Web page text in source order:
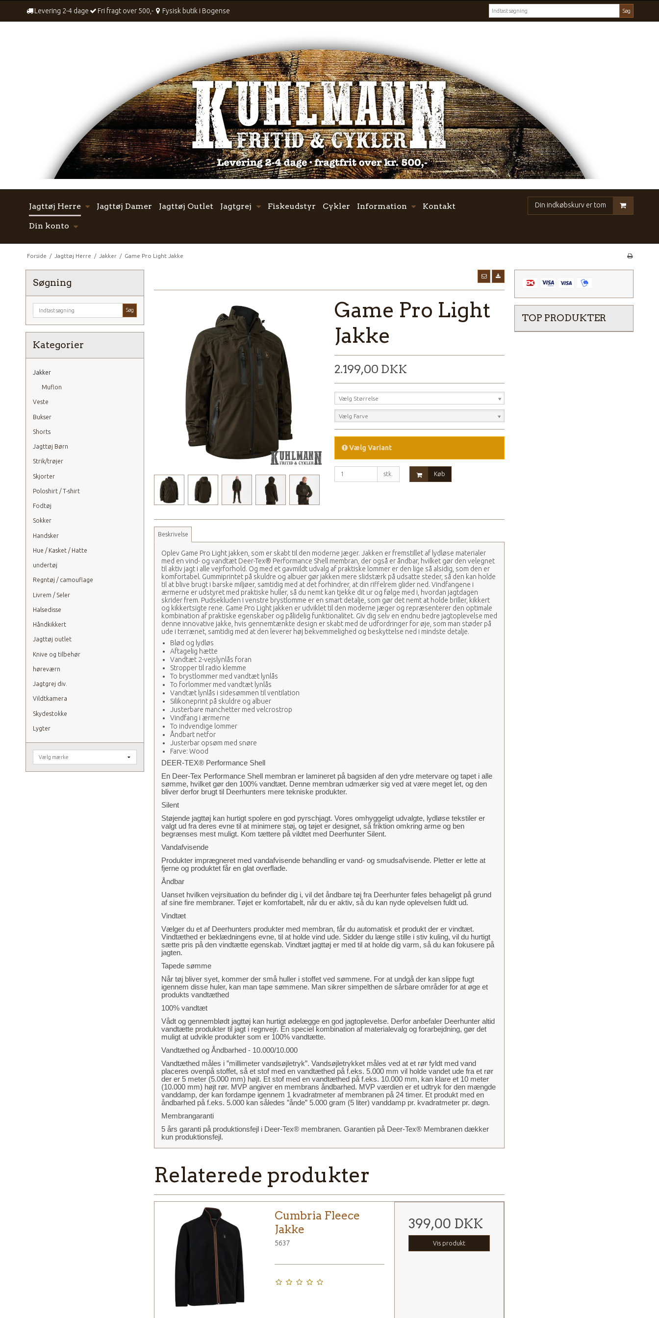
Levering 2-4 dage Fri fragt over 500,- Fysisk butik i Bogense Søg
Jagttøj Herre Jagttøj Damer Jagttøj Outlet Jagtgrej Fiskeudstyr Cykler Information Kontakt
Din konto
Din indkøbskurv er tom
Forside / Jagttøj Herre / Jakker / Game Pro Light Jakke
Søgning
Søg
Kategorier
Jakker
Muflon
Veste
Bukser
Shorts
Jagttøj Børn
Strik/trøjer
Skjorter
Poloshirt / T-shirt
Fodtøj
Sokker
Handsker
Hue / Kasket / Hatte
undertøj
Regntøj / camouflage
Livrem / Seler
Halsedisse
Håndkikkert
Jagttøj outlet
Knive og tilbehør
høreværn
Jagtgrej div.
Vildtkamera
Skydestokke
Lygter
Game Pro Light
Jakke
2.199,00 DKK
Vælg Størrelse
Vælg Farve
Vælg Variant
stk. Køb
Beskrivelse
Oplev Game Pro Light jakken, som er skabt til den moderne jæger. Jakken er fremstillet af lydløse materialer
med en vind- og vandtæt Deer-Tex® Performance Shell membran, der også er åndbar, hvilket gør den velegnet
til aktiv jagt i alle vejrforhold. Og med et gavmildt udvalg af praktiske lommer er den lige så alsidig, som den er
komfortabel. Gummiprintet på skuldre og albuer gør jakken mere slidstærk på udsatte steder, så den kan holde
til at blive brugt i barske miljøer, samtidig med at det forhindrer, at din riffelrem glider ned. Vindfangene i
ærmerne er udstyret med praktiske huller, så du nemt kan tjekke dit ur og følge med i, hvordan jagtdagen
skrider frem. Pudsekluden i venstre brystlomme er en smart detalje, som gør det nemt at holde briller, kikkert
og kikkertsigte rene. Game Pro Light jakken er udviklet til den moderne jæger og repræsenterer den optimale
kombination af praktiske egenskaber og pålidelig funktionalitet. Giv dig selv en endnu bedre jagtoplevelse med
denne innovative jakke, hvis gennemtænkte design er skabt med de udfordringer for øje, som man støder på
ude i terrænet, samtidig med at den leverer høj bekvemmelighed og beskyttelse ned i mindste detalje.
Blød og lydløs
Aftagelig hætte
Vandtæt 2-vejslynlås foran
Stropper til radio klemme
To brystlommer med vandtæt lynlås
To forlommer med vandtæt lynlås
Vandtæt lynlås i sidesømmen til ventilation
Silikoneprint på skuldre og albuer
Justerbare manchetter med velcrostrop
Vindfang i ærmerne
To indvendige lommer
Åndbart netfor
Justerbar opsøm med snøre
Farve: Wood
DEER-TEX® Performance Shell
En Deer-Tex Performance Shell membran er lamineret på bagsiden af den ydre metervare og tapet i alle
sømme, hvilket gør den 100% vandtæt. Denne membran udmærker sig ved at være meget let, og den
bliver derfor brugt til Deerhunters mere tekniske produkter.
Silent
Støjende jagttøj kan hurtigt spolere en god pyrschjagt. Vores omhyggeligt udvalgte, lydløse tekstiler er
valgt ud fra deres evne til at minimere støj, og tøjet er designet, så friktion omkring arme og ben
begrænses mest muligt. Kom tættere på vildtet med Deerhunter Silent.
Vandafvisende
Produkter imprægneret med vandafvisende behandling er vand- og smudsafvisende. Pletter er lette at
fjerne og produktet får en glat overflade.
Åndbar
Uanset hvilken vejrsituation du befinder dig i, vil det åndbare tøj fra Deerhunter føles behageligt på grund
af sine fire membraner. Tøjet er komfortabelt, når du er aktiv, så du kan nyde oplevelsen fuldt ud.
Vindtæt
Vælger du et af Deerhunters produkter med membran, får du automatisk et produkt der er vindtæt.
Vindtæthed er beklædningens evne, til at holde vind ude. Sidder du længe stille i stiv kuling, vil du hurtigt
sætte pris på den vindtætte egenskab. Vindtæt jagttøj er med til at holde dig varm, så du kan fokusere på
jagten.
Tapede sømme
Når tøj bliver syet, kommer der små huller i stoffet ved sømmene. For at undgå der kan slippe fugt
igennem disse huler, kan man tape sømmene. Man sikrer simpelthen de sårbare områder for at øge et
produkts vandtæthed
100% vandtæt
Vådt og gennemblødt jagttøj kan hurtigt ødelægge en god jagtoplevelse. Derfor anbefaler Deerhunter altid
vandtætte produkter til jagt i regnvejr. En speciel kombination af materialevalg og forarbejdning, gør det
muligt at udvikle produkter som er 100% vandtætte.
Vandtæthed og Åndbarhed - 10.000/10.000
Vandtæthed måles i ”millimeter vandsøjletryk”. Vandsøjletrykket måles ved at et rør fyldt med vand
placeres ovenpå stoffet, så et stof med en vandtæthed på f.eks. 5.000 mm vil holde vandet ude fra et rør
der er 5 meter (5.000 mm) højt. Et stof med en vandtæthed på f.eks. 10.000 mm, kan klare et 10 meter
(10.000 mm) højt rør. MVP angiver en membrans åndbarhed. MVP værdien er et udtryk for den mængde
vanddamp, der kan fordampe igennem 1 kvadratmeter af membranen på 24 timer. Et produkt med en
åndbarhed på f.eks. 5.000 kan således ”ånde” 5.000 gram (5 liter) vanddamp pr. kvadratmeter pr. døgn.
Membrangaranti
5 års garanti på produktionsfejl i Deer-Tex® membranen. Garantien på Deer-Tex® Membranen dækker
kun produktionsfejl.
Relaterede produkter
Cumbria Fleece
Jakke
5637
399,00 DKK
Vis produkt
TOP PRODUKTER